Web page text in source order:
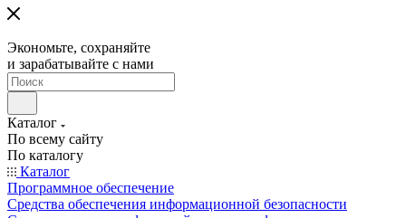
Экономьте, сохраняйте
и зарабатывайте с нами
Каталог
По всему сайту
По каталогу
Каталог
Программное обеспечение
Средства обеспечения информационной безопасности